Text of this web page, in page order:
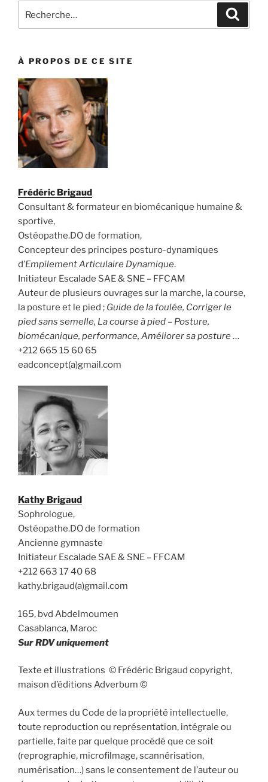
pour
À PROPOS DE CE SITE
Frédéric Brigaud
Consultant & formateur en biomécanique humaine &
sportive,
Ostéopathe.DO de formation,
Concepteur des principes posturo-dynamiques
d’Empilement Articulaire Dynamique.
Initiateur Escalade SAE & SNE – FFCAM
Auteur de plusieurs ouvrages sur la marche, la course,
la posture et le pied ; Guide de la foulée, Corriger le
pied sans semelle, La course à pied – Posture,
biomécanique, performance, Améliorer sa posture…
+212 665 15 60 65
eadconcept(a)gmail.com
Kathy Brigaud
Sophrologue,
Ostéopathe.DO de formation
Ancienne gymnaste
Initiateur Escalade SAE & SNE – FFCAM
+212 663 17 40 68
kathy.brigaud(a)gmail.com
165, bvd Abdelmoumen
Casablanca, Maroc
Sur RDV uniquement
Texte et illustrations © Frédéric Brigaud copyright,
maison d’éditions Adverbum ©
Aux termes du Code de la propriété intellectuelle,
toute reproduction ou représentation, intégrale ou
partielle, faite par quelque procédé que ce soit
(reprographie, microfilmage, scannérisation,
numérisation…) sans le consentement de l’auteur ou